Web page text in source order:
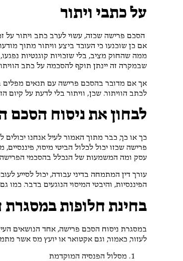
על כתבי ויתור
הסכם פרישה שכזה, עשוי לערב כתב ויתור על
אם כן שוכנעו כי העובד ביצע וויתור מתוך
ממה שהחוק מציב, בלי שזכויות קוגנטיות
שבמקרה זה יינתן תוקף להסכמה על כתב
אך אם מדובר בהסכם פרישה עם תנאים מפלים
לכתב הוויתור. שכן, וויתור בלי לדעת על קיום
לבחון את ניסוח הסכם
כך או כך, כבר מתוך האמור לעיל אנחנו
פרישה שכזו יכול לכלול הביטי מיסוי,
עסק ומה המשמעות של הנכלל בהסכמי הפרישה.
עורך דין המתמחה בדיני עבודה, יכול לסייע
הפיננסיות, והיבטי המיסוי הנוגעים בדבר.
בחינת חלופות
במסגרת ניסוח הסכם פרישה, אחד הנושאים
לעזור, כאמור, וגם אקטואר או יועץ מס אשר
מסלול הפנסיה המוקדמת